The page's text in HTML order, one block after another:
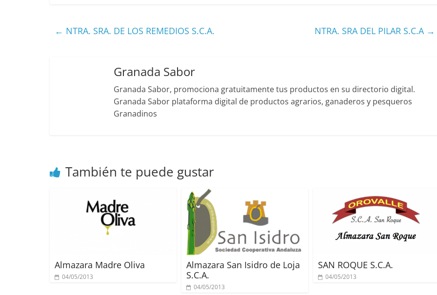
← NTRA. SRA. DE LOS REMEDIOS S.C.A. NTRA. SRA DEL PILAR S.C.A →
Granada Sabor
Granada Sabor, promociona gratuitamente tus productos en su directorio digital.
Granada Sabor plataforma digital de productos agrarios, ganaderos y pesqueros
Granadinos
También te puede gustar
Almazara Madre Oliva
04/05/2013
Almazara San Isidro de Loja
S.C.A.
04/05/2013
SAN ROQUE S.C.A.
04/05/2013